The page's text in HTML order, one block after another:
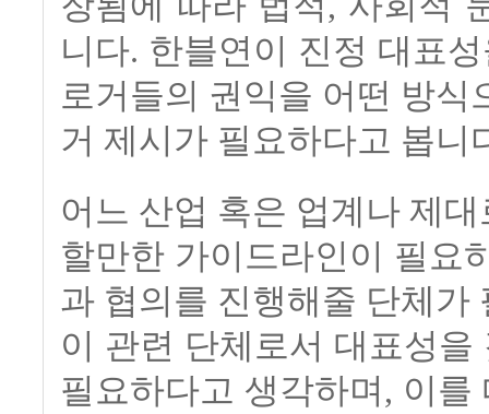
니다. 한블연이 진정 대표
로거들의 권익을 어떤 방
거 제시가 필요하다고 봅니
어느 산업 혹은 업계나 제
할만한 가이드라인이 필요
과 협의를 진행해줄 단체가
이 관련 단체로서 대표성
필요하다고 생각하며, 이